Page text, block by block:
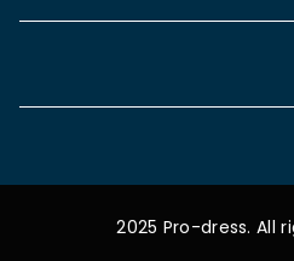
2025 Pro-dress. All